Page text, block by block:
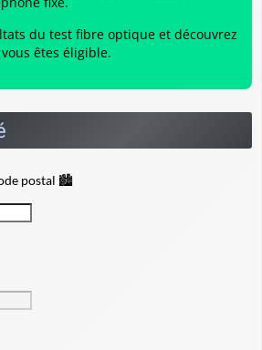
du test fibre optique et découvrez
êtes éligible.
postal 🏙️